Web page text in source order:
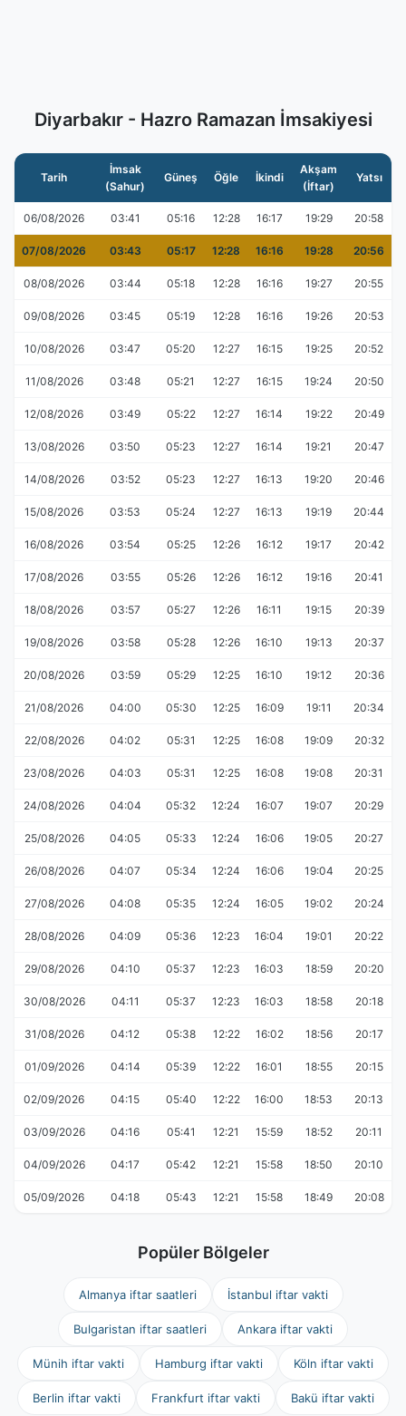
Diyarbakır - Hazro Ramazan İmsakiyesi
Tarih
İmsak
(Sahur)
Güneş Öğle İkindi
Akşam
(İftar)
Yatsı
06/08/2026 03:41 05:16 12:28 16:17 19:29 20:58
07/08/2026 03:43 05:17 12:28 16:16 19:28 20:56
08/08/2026 03:44 05:18 12:28 16:16 19:27 20:55
09/08/2026 03:45 05:19 12:28 16:16 19:26 20:53
10/08/2026 03:47 05:20 12:27 16:15 19:25 20:52
11/08/2026 03:48 05:21 12:27 16:15 19:24 20:50
12/08/2026 03:49 05:22 12:27 16:14 19:22 20:49
13/08/2026 03:50 05:23 12:27 16:14 19:21 20:47
14/08/2026 03:52 05:23 12:27 16:13 19:20 20:46
15/08/2026 03:53 05:24 12:27 16:13 19:19 20:44
16/08/2026 03:54 05:25 12:26 16:12 19:17 20:42
17/08/2026 03:55 05:26 12:26 16:12 19:16 20:41
18/08/2026 03:57 05:27 12:26 16:11 19:15 20:39
19/08/2026 03:58 05:28 12:26 16:10 19:13 20:37
20/08/2026 03:59 05:29 12:25 16:10 19:12 20:36
21/08/2026 04:00 05:30 12:25 16:09 19:11 20:34
22/08/2026 04:02 05:31 12:25 16:08 19:09 20:32
23/08/2026 04:03 05:31 12:25 16:08 19:08 20:31
24/08/2026 04:04 05:32 12:24 16:07 19:07 20:29
25/08/2026 04:05 05:33 12:24 16:06 19:05 20:27
26/08/2026 04:07 05:34 12:24 16:06 19:04 20:25
27/08/2026 04:08 05:35 12:24 16:05 19:02 20:24
28/08/2026 04:09 05:36 12:23 16:04 19:01 20:22
29/08/2026 04:10 05:37 12:23 16:03 18:59 20:20
30/08/2026 04:11 05:37 12:23 16:03 18:58 20:18
31/08/2026 04:12 05:38 12:22 16:02 18:56 20:17
01/09/2026 04:14 05:39 12:22 16:01 18:55 20:15
02/09/2026 04:15 05:40 12:22 16:00 18:53 20:13
03/09/2026 04:16 05:41 12:21 15:59 18:52 20:11
04/09/2026 04:17 05:42 12:21 15:58 18:50 20:10
05/09/2026 04:18 05:43 12:21 15:58 18:49 20:08
Popüler Bölgeler
Almanya iftar saatleri İstanbul iftar vakti
Bulgaristan iftar saatleri Ankara iftar vakti
Münih iftar vakti Hamburg iftar vakti Köln iftar vakti
Berlin iftar vakti Frankfurt iftar vakti Bakü iftar vakti